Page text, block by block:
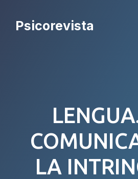
Psicorevista
LA